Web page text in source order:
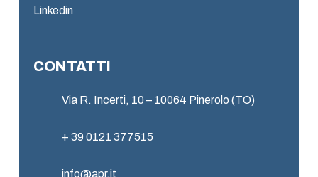
Linkedin
CONTATTI
Via R. Incerti, 10 – 10064 Pinerolo (TO)
+ 39 0121 377515
info@apr.it